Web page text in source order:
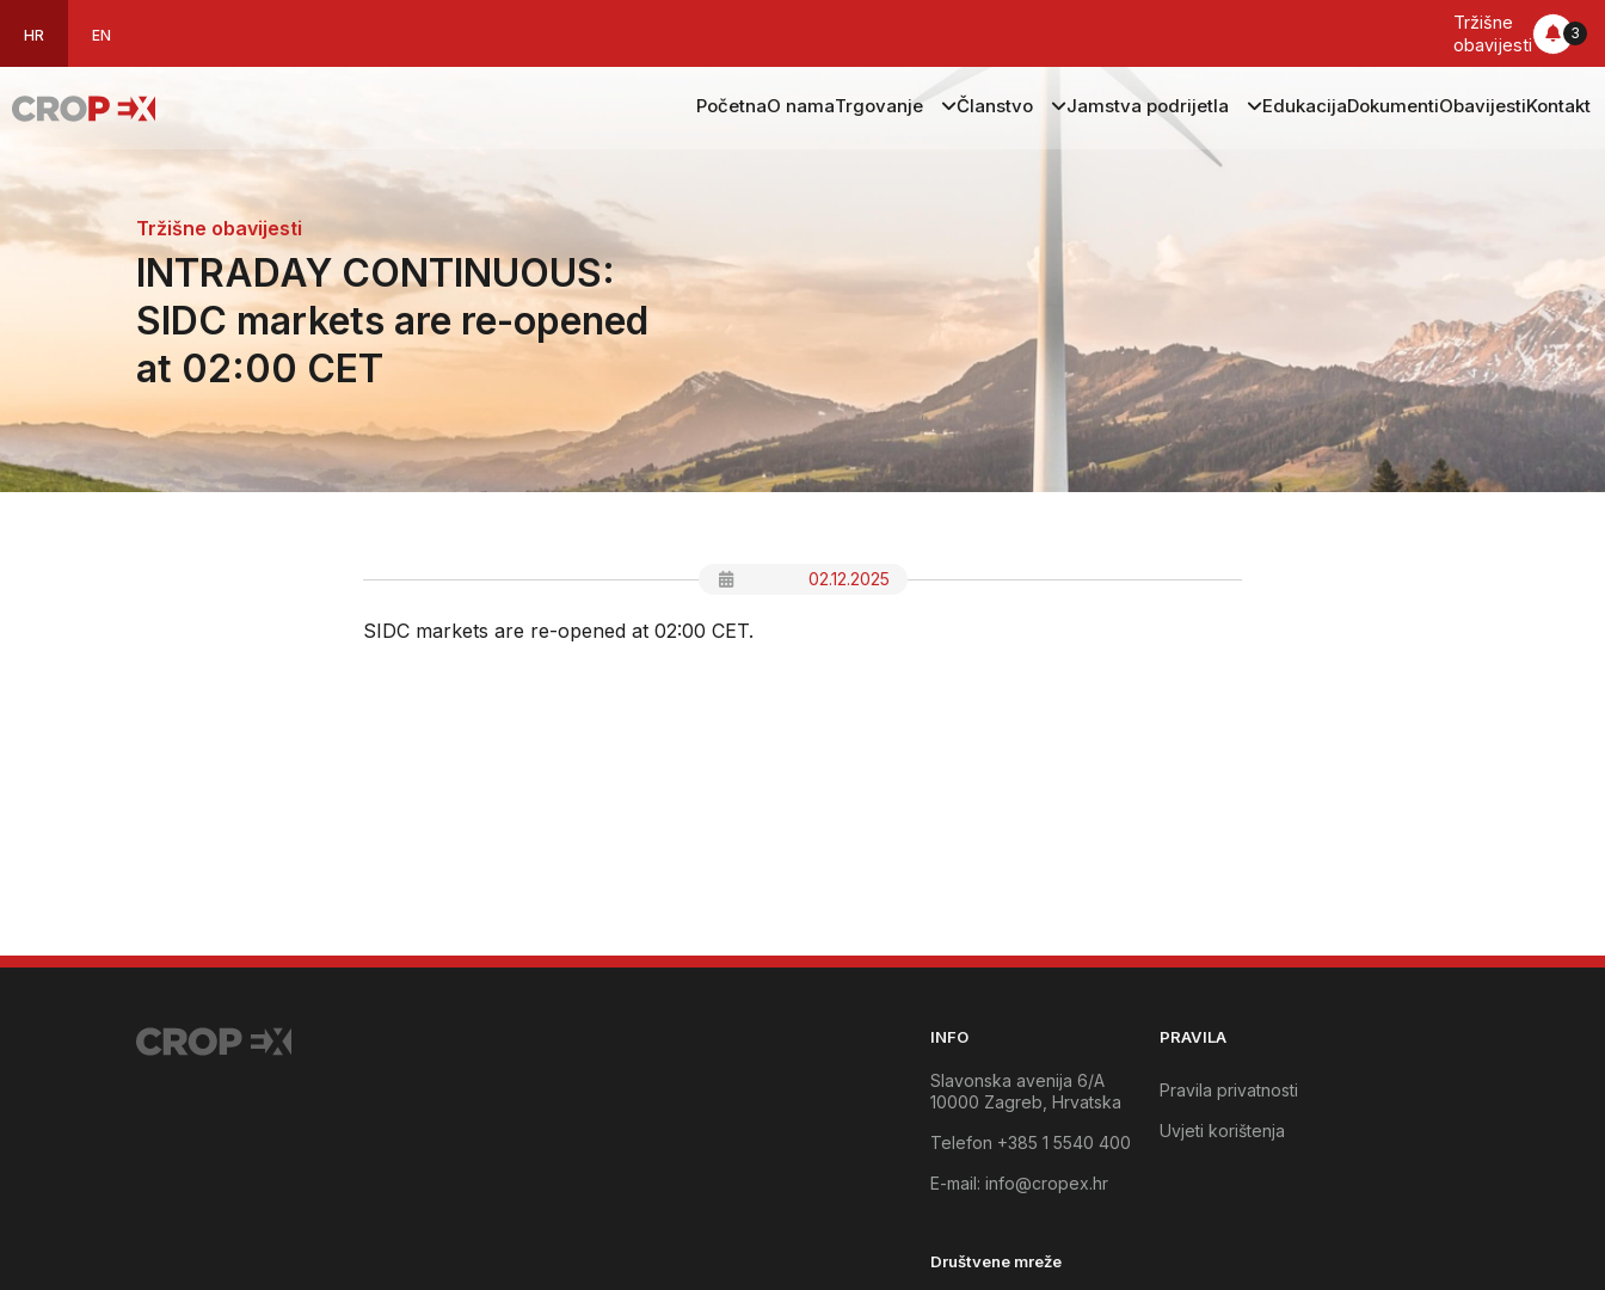
PočetnaO namaTrgovanje Članstvo Jamstva podrijetla EdukacijaDokumentiObavijestiKontakt
3
Tržišne
obavijesti
HR EN
Tržišne obavijesti
INTRADAY CONTINUOUS:
SIDC markets are re-opened
at 02:00 CET
02.12.2025
SIDC markets are re-opened at 02:00 CET.
INFO
Slavonska avenija 6/A
10000 Zagreb, Hrvatska
Telefon +385 1 5540 400
E-mail: info@cropex.hr
PRAVILA
Pravila privatnosti
Uvjeti korištenja
Društvene mreže